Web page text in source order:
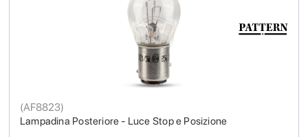
Lampadina Posteriore - Luce Stop e Posizione
(AF8823)